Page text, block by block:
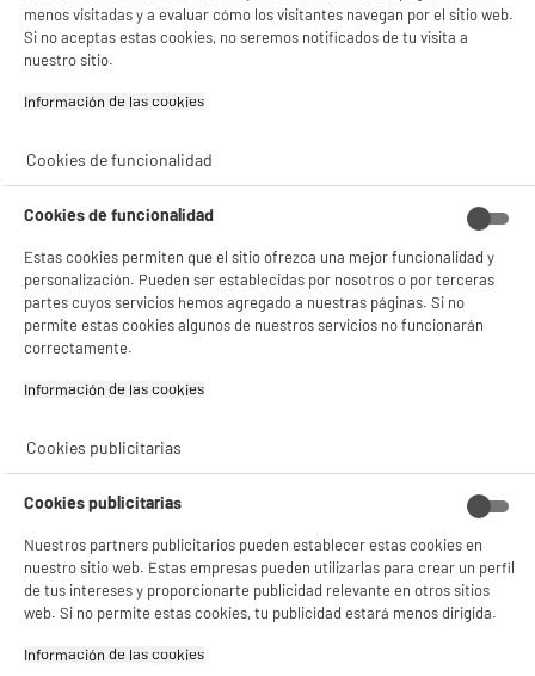
Gestionar cookies
✔ ACEPTAR TODAS
menos visitadas y a evaluar cómo los visitantes navegan por el sitio web.
Si no aceptas estas cookies, no seremos notificados de tu visita a
nuestro sitio.
Información de las cookies‎
Cookies de funcionalidad
Cookies de funcionalidad
Estas cookies permiten que el sitio ofrezca una mejor funcionalidad y
personalización. Pueden ser establecidas por nosotros o por terceras
partes cuyos servicios hemos agregado a nuestras páginas. Si no
permite estas cookies algunos de nuestros servicios no funcionarán
correctamente.
Información de las cookies‎
Cookies publicitarias
Cookies publicitarias
Nuestros partners publicitarios pueden establecer estas cookies en
nuestro sitio web. Estas empresas pueden utilizarlas para crear un perfil
de tus intereses y proporcionarte publicidad relevante en otros sitios
web. Si no permite estas cookies, tu publicidad estará menos dirigida.
Información de las cookies‎